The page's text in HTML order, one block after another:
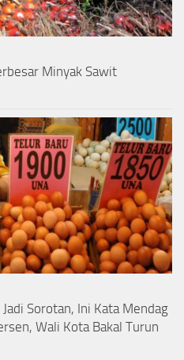
Minyak Sawit
Sorotan, Ini Kata Mendag
Wali Kota Bakal Turun